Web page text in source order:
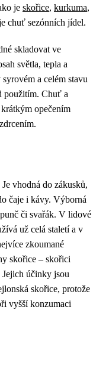
je skořice, kurkuma,
chuť sezónních jídel.
skladovat ve
světla, tepla a
a celém stavu
použitím. Chuť a
opečením
vhodná do zákusků,
čaje i kávy. Výborná
či svařák. V lidové
už celá staletí a v
zkoumané
skořice – skořici
účinky jsou
skořice, protože
vyšší konzumaci